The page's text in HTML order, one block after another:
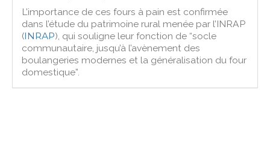
L’importance de ces fours à pain est confirmée
dans l’étude du patrimoine rural menée par l’INRAP
(INRAP), qui souligne leur fonction de “socle
communautaire, jusqu’à l’avènement des
boulangeries modernes et la généralisation du four
domestique”.